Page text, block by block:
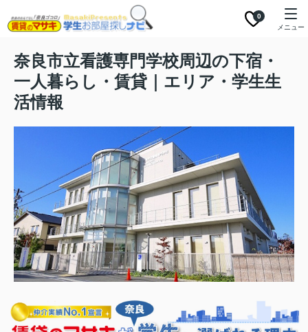
0
メニュー
奈良市立看護専門学校周辺の下宿・
一人暮らし・賃貸｜エリア・学生生
活情報